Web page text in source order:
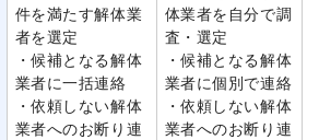
件を満たす解体業
者を選定
・候補となる解体
業者に一括連絡
・依頼しない解体
業者へのお断り連
体業者を自分で調
査・選定
・候補となる解体
業者に個別で連絡
・依頼しない解体
業者へのお断り連